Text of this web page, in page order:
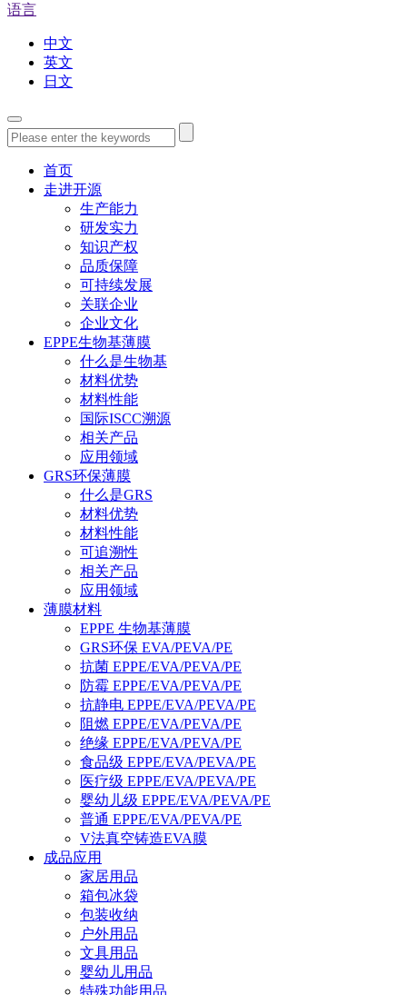
语言
中文
英文
日文
首页
走进开源
生产能力
研发实力
知识产权
品质保障
可持续发展
关联企业
企业文化
EPPE生物基薄膜
什么是生物基
材料优势
材料性能
国际ISCC溯源
相关产品
应用领域
GRS环保薄膜
什么是GRS
材料优势
材料性能
可追溯性
相关产品
应用领域
薄膜材料
EPPE 生物基薄膜
GRS环保 EVA/PEVA/PE
抗菌 EPPE/EVA/PEVA/PE
防霉 EPPE/EVA/PEVA/PE
抗静电 EPPE/EVA/PEVA/PE
阻燃 EPPE/EVA/PEVA/PE
绝缘 EPPE/EVA/PEVA/PE
食品级 EPPE/EVA/PEVA/PE
医疗级 EPPE/EVA/PEVA/PE
婴幼儿级 EPPE/EVA/PEVA/PE
普通 EPPE/EVA/PEVA/PE
V法真空铸造EVA膜
成品应用
家居用品
箱包冰袋
包装收纳
户外用品
文具用品
婴幼儿用品
特殊功能用品